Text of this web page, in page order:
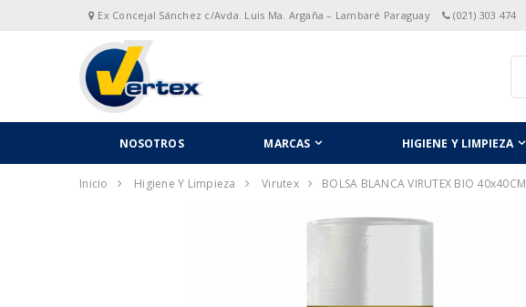
Ex Concejal Sánchez c/Avda. Luis Ma. Argaña – Lambaré Paraguay (021) 303 474
NOSOTROS MARCAS HIGIENE Y LIMPIEZA
Inicio Higiene Y Limpieza Virutex BOLSA BLANCA VIRUTEX BIO 40x40CM